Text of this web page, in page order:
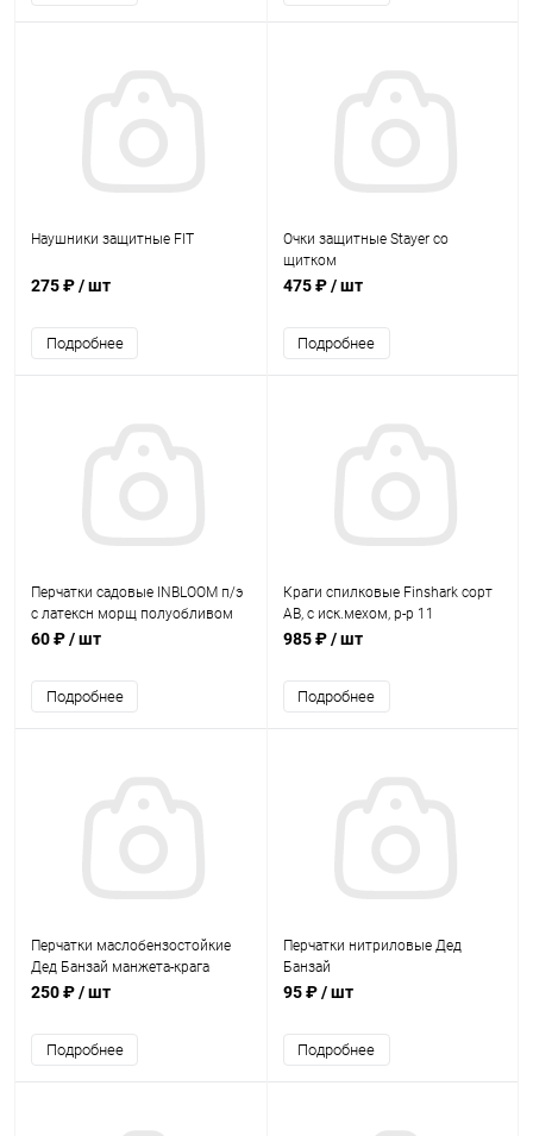
Наушники защитные FIT
275 ₽/ шт
Подробнее
Очки защитные Stayer со
щитком
475 ₽/ шт
Подробнее
Перчатки садовые INBLOOM п/э
с латексн морщ полуобливом
р.10
60 ₽/ шт
Подробнее
Краги спилковые Finshark сорт
АВ, с иск.мехом, р-р 11
985 ₽/ шт
Подробнее
Перчатки маслобензостойкие
Дед Банзай манжета-крага
(нитрил)
250 ₽/ шт
Подробнее
Перчатки нитриловые Дед
Банзай
95 ₽/ шт
Подробнее